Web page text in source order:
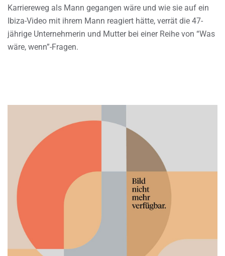
Karriereweg als Mann gegangen wäre und wie sie auf ein
Ibiza-Video mit ihrem Mann reagiert hätte, verrät die 47-
jährige Unternehmerin und Mutter bei einer Reihe von “Was
wäre, wenn”-Fragen.